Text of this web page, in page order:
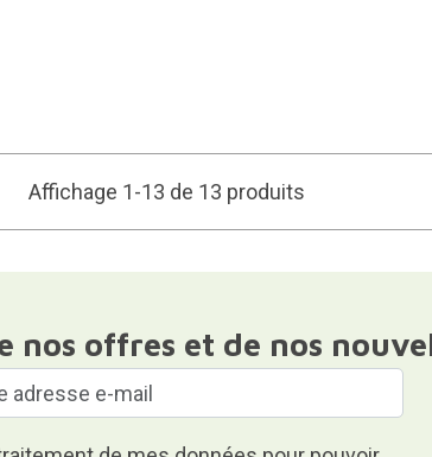
Affichage 1-13 de 13 produits
nos offres et de nos